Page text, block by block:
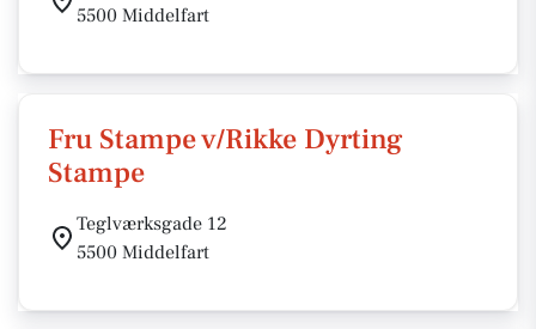
5500 Middelfart
Fru Stampe v/Rikke Dyrting
Stampe
Teglværksgade 12
5500 Middelfart